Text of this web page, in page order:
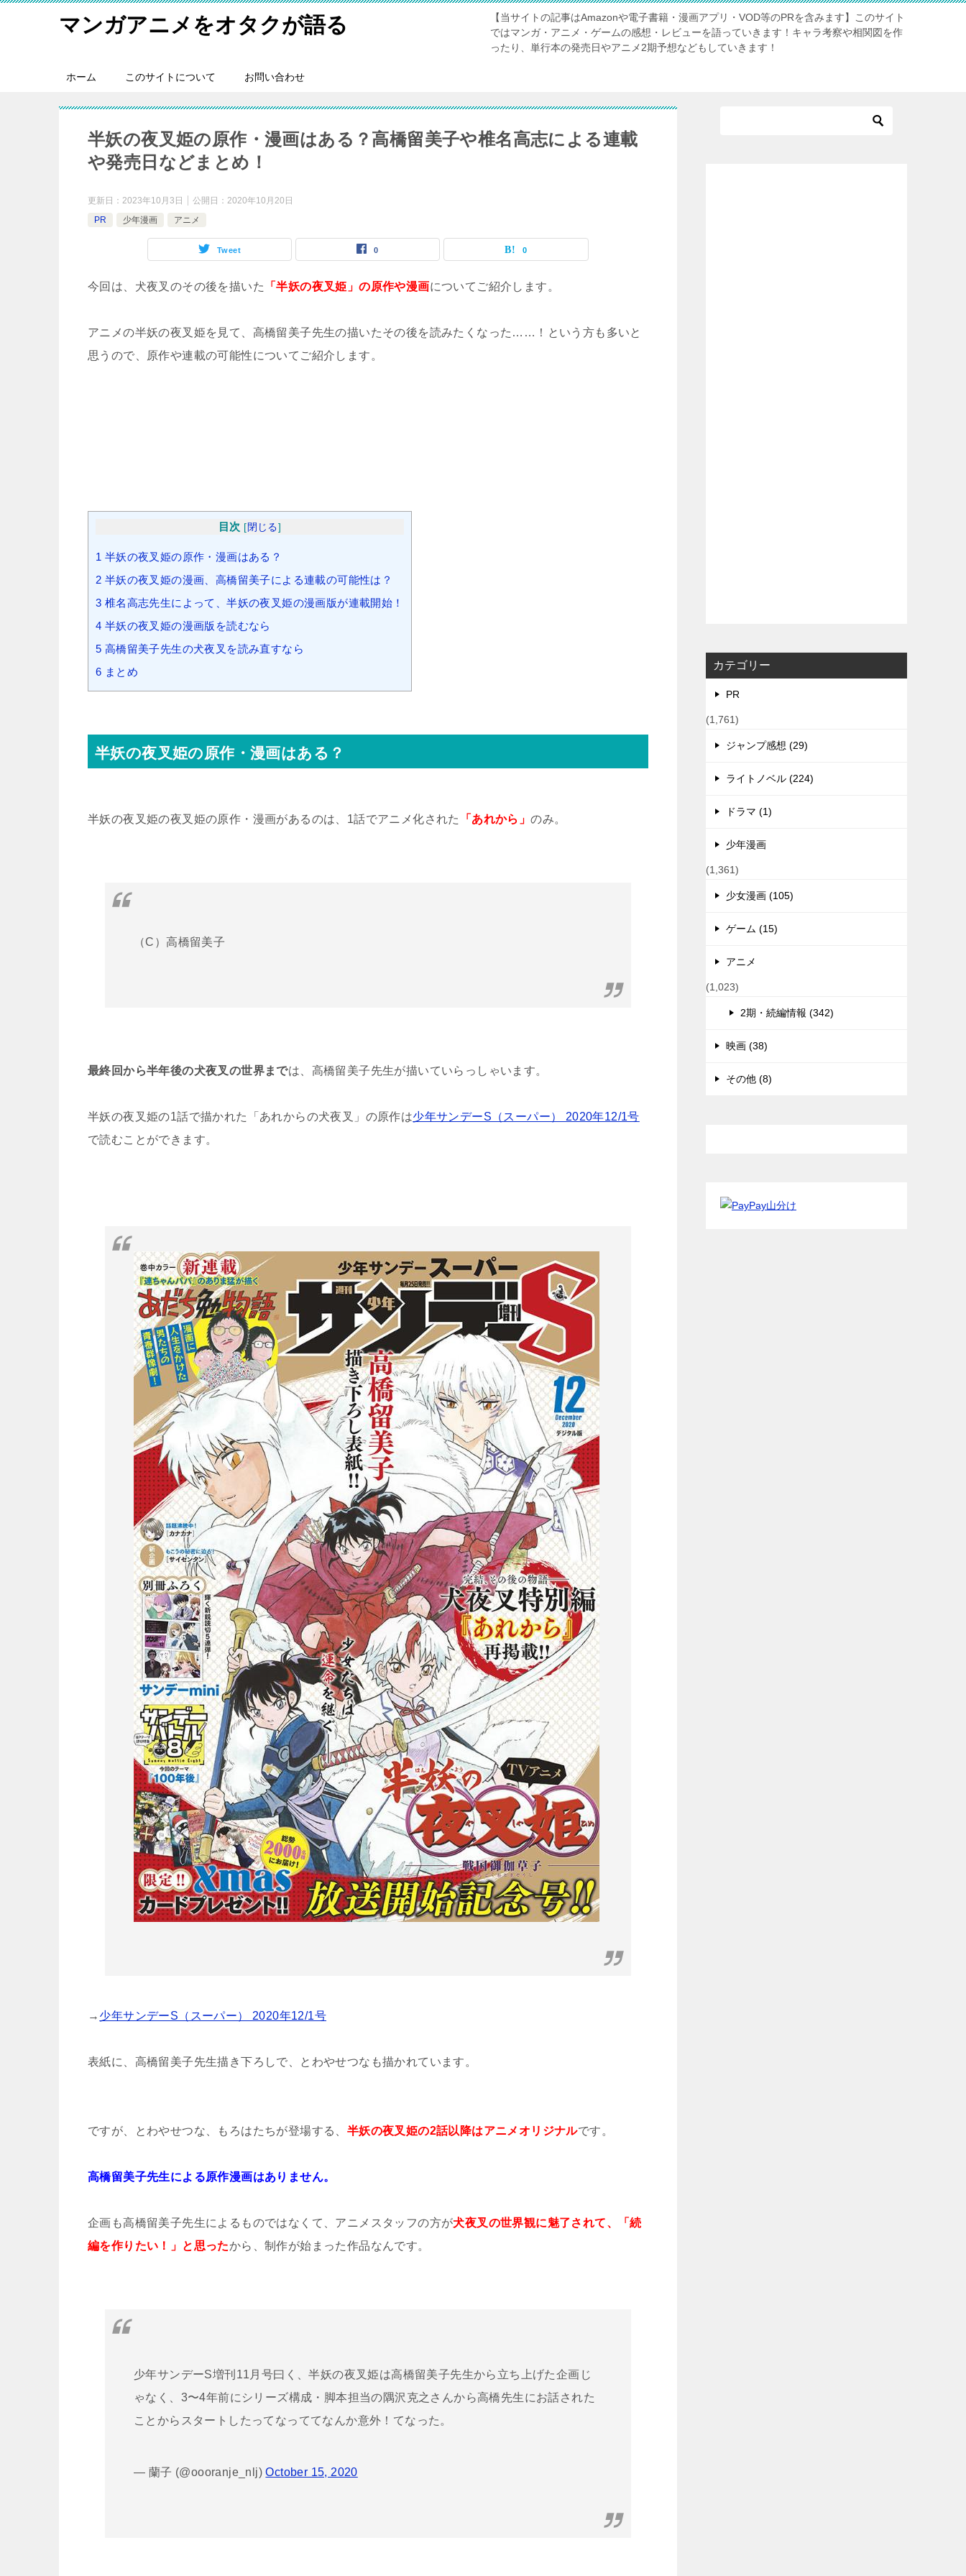
マンガアニメをオタクが語る
【当サイトの記事はAmazonや電子書籍・漫画アプリ・VOD等のPRを含みます】このサイト
ではマンガ・アニメ・ゲームの感想・レビューを語っていきます！キャラ考察や相関図を作
ったり、単行本の発売日やアニメ2期予想などもしていきます！
ホーム このサイトについて お問い合わせ
半妖の夜叉姫の原作・漫画はある？高橋留美子や椎名高志による連載
や発売日などまとめ！
更新日： 2023年10月3日 公開日： 2020年10月20日
PR
少年漫画 アニメ
Tweet 0 0
今回は、犬夜叉のその後を描いた 「半妖の夜叉姫」の原作や漫画についてご紹介します。
アニメの半妖の夜叉姫を見て、高橋留美子先生の描いたその後を読みたくなった……！という方も多いと
思うので、原作や連載の可能性についてご紹介します。
目次 [閉じる]
1 半妖の夜叉姫の原作・漫画はある？
2 半妖の夜叉姫の漫画、高橋留美子による連載の可能性は？
3 椎名高志先生によって、半妖の夜叉姫の漫画版が連載開始！
4 半妖の夜叉姫の漫画版を読むなら
5 高橋留美子先生の犬夜叉を読み直すなら
6 まとめ
半妖の夜叉姫の原作・漫画はある？
半妖の夜叉姫の夜叉姫の原作・漫画があるのは、1話でアニメ化された 「あれから」のみ。
（C）高橋留美子
最終回から半年後の犬夜叉の世界までは、高橋留美子先生が描いていらっしゃいます。
半妖の夜叉姫の1話で描かれた「あれからの犬夜叉」の原作は少年サンデーS（スーパー） 2020年12/1号
で読むことができます。
→ 少年サンデーS（スーパー） 2020年12/1号
表紙に、高橋留美子先生描き下ろしで、とわやせつなも描かれています。
ですが、とわやせつな、もろはたちが登場する、 半妖の夜叉姫の2話以降はアニメオリジナルです。
高橋留美子先生による原作漫画はありません。
企画も高橋留美子先生によるものではなくて、アニメスタッフの方が犬夜叉の世界観に魅了されて、「続
編を作りたい！」と思ったから、制作が始まった作品なんです。
少年サンデーS増刊11月号曰く、半妖の夜叉姫は高橋留美子先生から立ち上げた企画じ
ゃなく、3〜4年前にシリーズ構成・脚本担当の隅沢克之さんから高橋先生にお話された
ことからスタートしたってなっててなんか意外！てなった。
— 蘭子 (@oooranje_nlj)October 15, 2020
カテゴリー
PR
(1,761)
ジャンプ感想 (29)
ライトノベル (224)
ドラマ (1)
少年漫画
(1,361)
少女漫画 (105)
ゲーム (15)
アニメ
(1,023)
2期・続編情報 (342)
映画 (38)
その他 (8)